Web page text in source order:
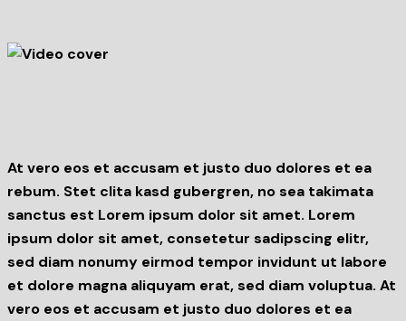
At vero eos et accusam et justo duo dolores et ea
rebum. Stet clita kasd gubergren, no sea takimata
sanctus est Lorem ipsum dolor sit amet. Lorem
ipsum dolor sit amet, consetetur sadipscing elitr,
sed diam nonumy eirmod tempor invidunt ut labore
et dolore magna aliquyam erat, sed diam voluptua. At
vero eos et accusam et justo duo dolores et ea